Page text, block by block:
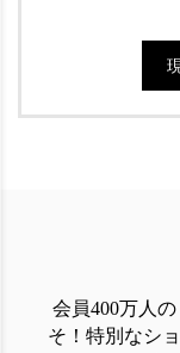
会員400万人
そ！特別なシ